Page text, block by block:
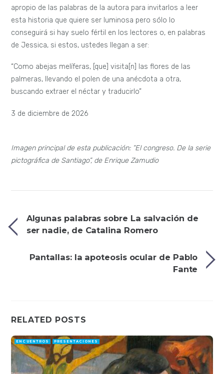
apropio de las palabras de la autora para invitarlos a leer
esta historia que quiere ser luminosa pero sólo lo
conseguirá si hay suelo fértil en los lectores o, en palabras
de Jessica, si estos, ustedes llegan a ser:
“Como abejas melíferas, [que] visita[n] las flores de las
palmeras, llevando el polen de una anécdota a otra,
buscando extraer el néctar y traducirlo”
3 de diciembre de 2026
Imagen principal de esta publicación: “El congreso. De la serie
pictográfica de Santiago”, de Enrique Zamudio
Algunas palabras sobre La salvación de
ser nadie, de Catalina Romero
Pantallas: la apoteosis ocular de Pablo
Fante
RELATED POSTS
ENCUENTROS PRESENTACIONES